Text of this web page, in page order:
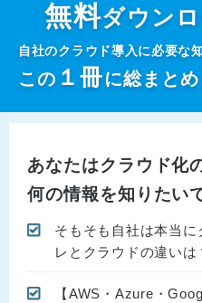
無料ダウン
自社のクラウド導入に必要な
この １冊に総まとめ
あなたはクラウド化
何の情報を知りたい
そもそも自社は本当
レとクラウドの違いは
【AWS・Azure・